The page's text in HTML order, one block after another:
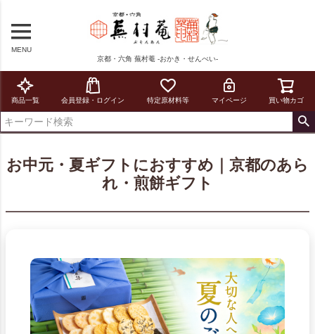
MENU
京都・六角 蕪村菴 -おかき・せんべい-
商品一覧 会員登録・ログイン 特定原材料等 マイページ 買い物カゴ
お中元・夏ギフトにおすすめ｜京都のあら
れ・煎餅ギフト